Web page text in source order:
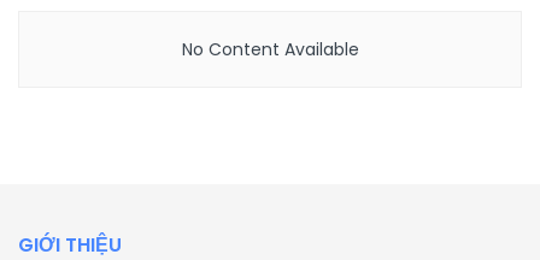
No Content Available
GIỚI THIỆU